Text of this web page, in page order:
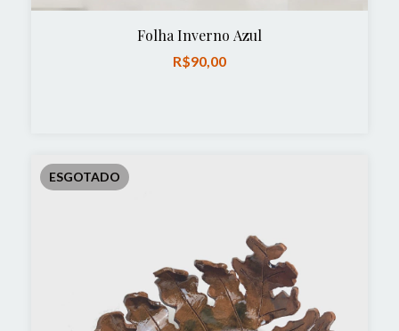
Folha Inverno Azul
R$90,00
ESGOTADO